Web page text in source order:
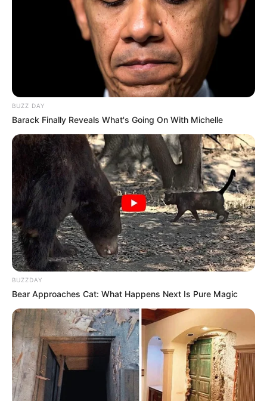
Revisa con tu número de identificación y/o placa en las
Secretarías de Tránsito y verifica que no tienes
obligaciones pendientes de pago.”
sanción activa, podrá consultar cómo
a través del enlace correspondiente en el portal
del Simit.
COMPARTIR
ALERTA BOGOTÁ EN GOOGLE NEWS
TEMAS RELACIONADOS
FOTOMULTAS
CONDUCTORES EN BOGOTÁ
TRÁNSITO BOGOTÁ
MANTÉNGASE EN ALERTA
Tenemos todas las noticias que le
interesan. Para estar bien informado, por
favor, active las notificaciones de Alerta.
ACTIVAR AHORA
BUZZ DAY
Barack Finally Reveals What's Going On With Michelle
BUZZDAY
Bear Approaches Cat: What Happens Next Is Pure Magic